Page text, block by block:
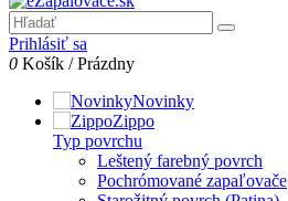
Prihlásiť sa
0 Košík /Prázdny
Novinky
Zippo
Typ povrchu
Leštený farebný povrch
Pochrómované zapaľovače